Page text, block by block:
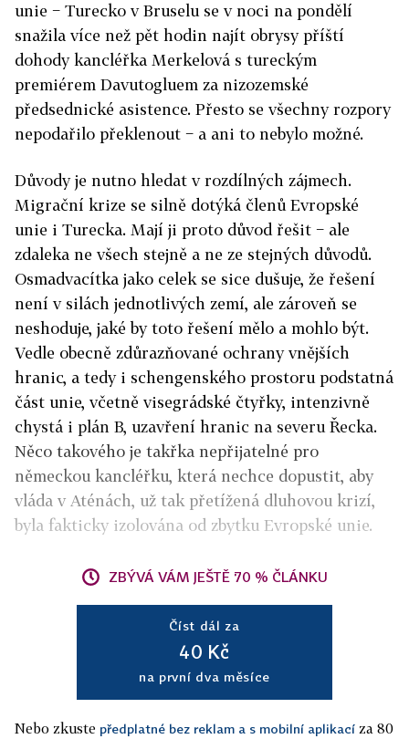
unie − Turecko v Bruselu se v noci na pondělí
snažila více než pět hodin najít obrysy příští
dohody kancléřka Merkelová s tureckým
premiérem Davutogluem za nizozemské
předsednické asistence. Přesto se všechny rozpory
nepodařilo překlenout − a ani to nebylo možné.
Důvody je nutno hledat v rozdílných zájmech.
Migrační krize se silně dotýká členů Evropské
unie i Turecka. Mají ji proto důvod řešit − ale
zdaleka ne všech stejně a ne ze stejných důvodů.
Osmadvacítka jako celek se sice dušuje, že řešení
není v silách jednotlivých zemí, ale zároveň se
neshoduje, jaké by toto řešení mělo a mohlo být.
Vedle obecně zdůrazňované ochrany vnějších
hranic, a tedy i schengenského prostoru podstatná
část unie, včetně visegrádské čtyřky, intenzivně
chystá i plán B, uzavření hranic na severu Řecka.
Něco takového je takřka nepřijatelné pro
německou kancléřku, která nechce dopustit, aby
vláda v Aténách, už tak přetížená dluhovou krizí,
byla fakticky izolována od zbytku Evropské unie.
ZBÝVÁ VÁM JEŠTĚ 70 % ČLÁNKU
Číst dál za
40 Kč
na první dva měsíce
Nebo zkuste předplatné bez reklam a s mobilní aplikací za 80